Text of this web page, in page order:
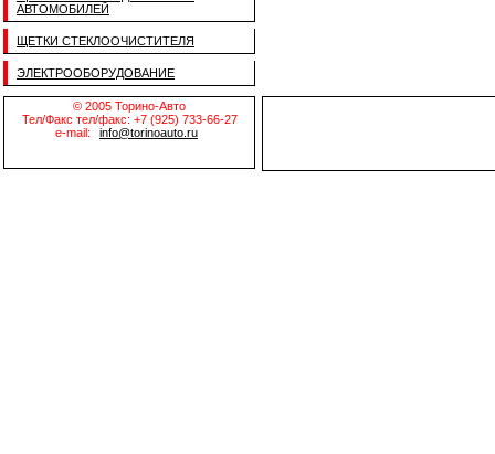
АВТОМОБИЛЕЙ
ЩЕТКИ СТЕКЛООЧИСТИТЕЛЯ
ЭЛЕКТРООБОРУДОВАНИЕ
© 2005 Торино-Авто
Тел/Факс тел/факс: +7 (925) 733-66-27
e-mail:
info@torinoauto.ru